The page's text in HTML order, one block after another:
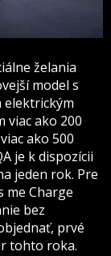
želania
model s
elektrickým
viac ako 200
ako 500
je k dispozícii
jeden rok. Pre
me Charge
bez
prvé
tohto roka.